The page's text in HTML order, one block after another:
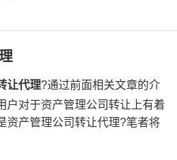
让代理?通过前面相关文章的介
户对于资产管理公司转让上有着
资产管理公司转让代理?笔者将